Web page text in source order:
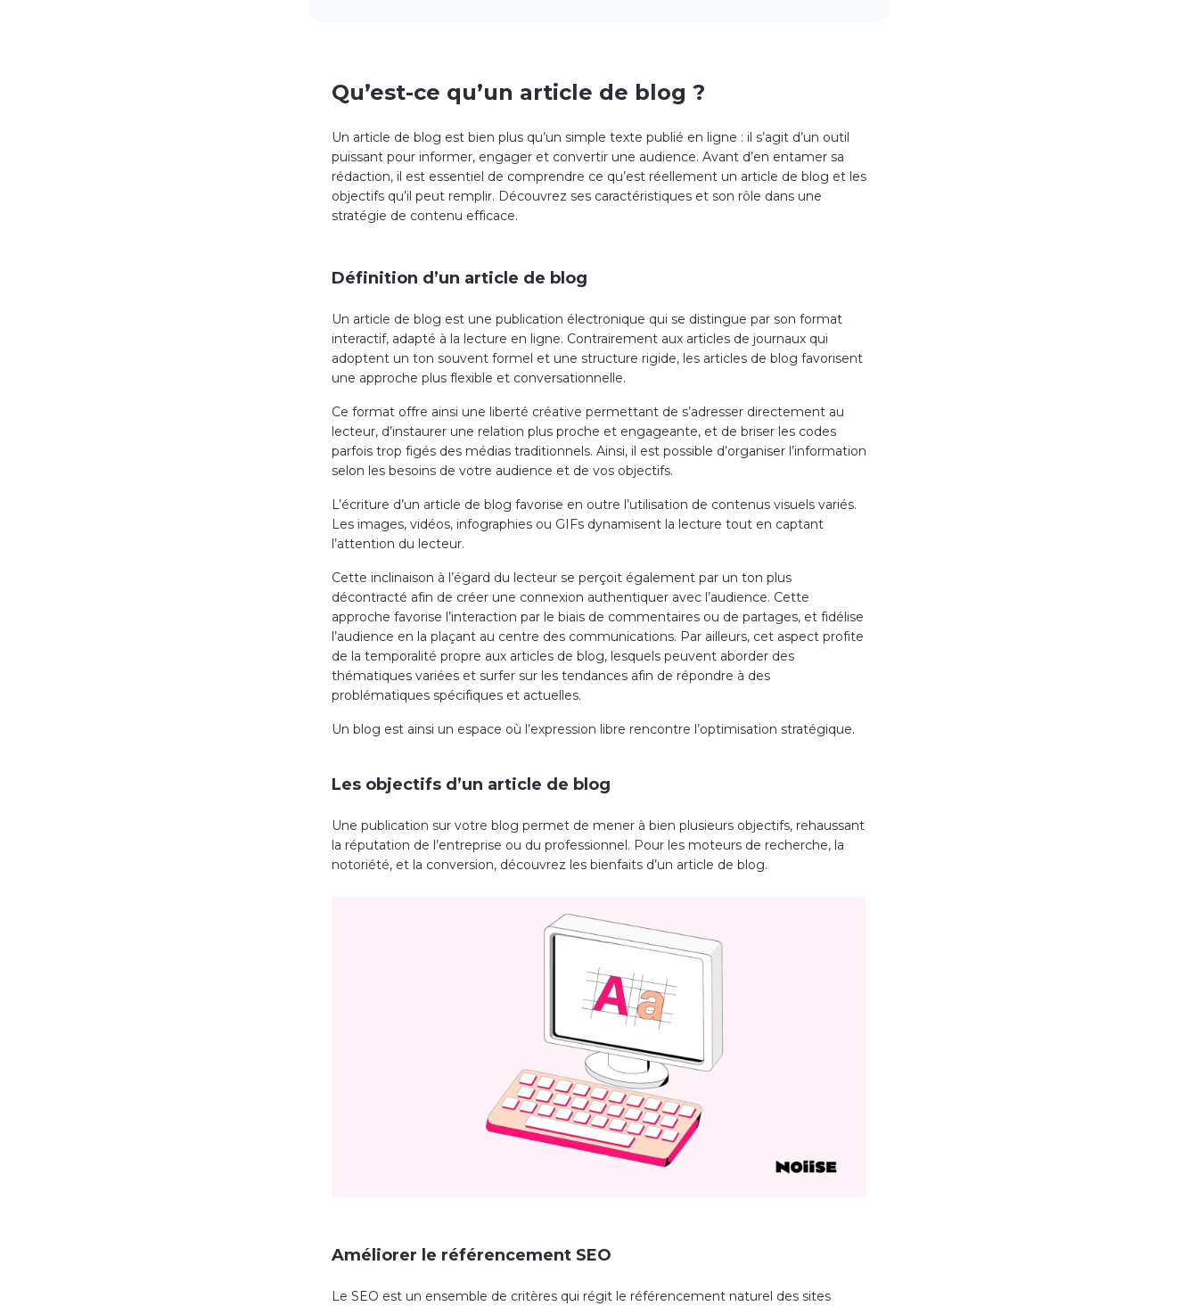
Qu’est-ce qu’un article de blog ?
Un article de blog est bien plus qu’un simple texte publié en ligne : il s’agit d’un outil
puissant pour informer, engager et convertir une audience. Avant d’en entamer sa
rédaction, il est essentiel de comprendre ce qu’est réellement un article de blog et les
objectifs qu’il peut remplir. Découvrez ses caractéristiques et son rôle dans une
stratégie de contenu efficace.
Définition d’un article de blog
Un article de blog est une publication électronique qui se distingue par son format
interactif, adapté à la lecture en ligne. Contrairement aux articles de journaux qui
adoptent un ton souvent formel et une structure rigide, les articles de blog favorisent
une approche plus flexible et conversationnelle.
Ce format offre ainsi une liberté créative permettant de s’adresser directement au
lecteur, d’instaurer une relation plus proche et engageante, et de briser les codes
parfois trop figés des médias traditionnels. Ainsi, il est possible d’organiser l’information
selon les besoins de votre audience et de vos objectifs.
L’écriture d’un article de blog favorise en outre l’utilisation de contenus visuels variés.
Les images, vidéos, infographies ou GIFs dynamisent la lecture tout en captant
l’attention du lecteur.
Cette inclinaison à l’égard du lecteur se perçoit également par un ton plus
décontracté afin de créer une connexion authentiquer avec l’audience. Cette
approche favorise l’interaction par le biais de commentaires ou de partages, et fidélise
l’audience en la plaçant au centre des communications. Par ailleurs, cet aspect profite
de la temporalité propre aux articles de blog, lesquels peuvent aborder des
thématiques variées et surfer sur les tendances afin de répondre à des
problématiques spécifiques et actuelles.
Un blog est ainsi un espace où l’expression libre rencontre l’optimisation stratégique.
Les objectifs d’un article de blog
Une publication sur votre blog permet de mener à bien plusieurs objectifs, rehaussant
la réputation de l’entreprise ou du professionnel. Pour les moteurs de recherche, la
notoriété, et la conversion, découvrez les bienfaits d’un article de blog.
Améliorer le référencement SEO
Le SEO est un ensemble de critères qui régit le référencement naturel des sites